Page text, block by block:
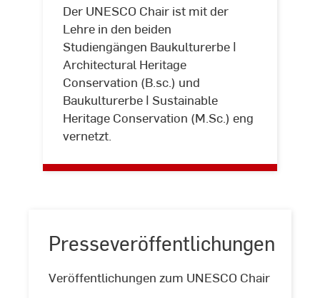
Der UNESCO Chair ist mit der
Lehre in den beiden
Studiengängen Baukulturerbe ǀ
Architectural Heritage
Conservation (B.sc.) und
Baukulturerbe ǀ Sustainable
Heritage Conservation (M.Sc.) eng
vernetzt.
Lehre
Presseveröffentlichungen
Veröffentlichungen zum UNESCO Chair